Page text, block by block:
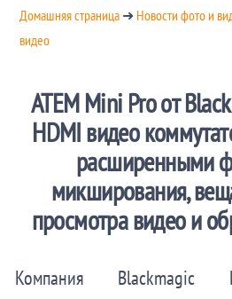
Домашняя страница ➜ Новости фото и
видео
ATEM Mini Pro от
HDMI видео
расширенными
микширования,
просмотра видео и
Компания Blackmagic